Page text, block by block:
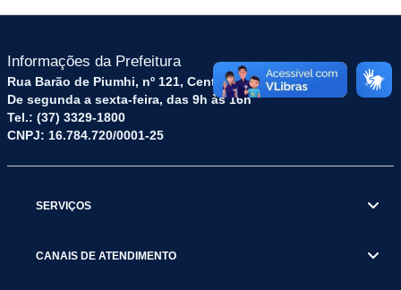
Informações da Prefeitura
Rua Barão de Piumhi, nº 121, Centro – CEP: 35570-128
De segunda a sexta-feira, das 9h às 16h
Tel.: (37) 3329-1800
CNPJ: 16.784.720/0001-25
SERVIÇOS
CANAIS DE ATENDIMENTO